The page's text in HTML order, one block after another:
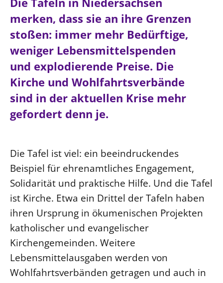
merken, dass sie an ihre Grenzen
stoßen: immer mehr Bedürftige,
weniger Lebensmittelspenden
und explodierende Preise. Die
Kirche und Wohlfahrtsverbände
sind in der aktuellen Krise mehr
gefordert denn je.
Die Tafel ist viel: ein beeindruckendes
Beispiel für ehrenamtliches Engagement,
Solidarität und praktische Hilfe. Und die Tafel
ist Kirche. Etwa ein Drittel der Tafeln haben
ihren Ursprung in ökumenischen Projekten
katholischer und evangelischer
Kirchengemeinden. Weitere
Lebensmittelausgaben werden von
Wohlfahrtsverbänden getragen und auch in
Kirche und Finanzen
Personalausschuss
LANDESKIRCHENAMT
Willkommen
Kollegium
Abteilungen des Landeskirchenamts
Rechnungsprüfungsamt
Beschwerdestellen
Kirchenämter
Gleichstellung
Datenschutz
Geschäftsstelle Landessynode
LANDESSYNODE
27. Landessynode
Kontakt
Evangelische Kirche
Lutherische Kirche
Glaubensbekenntnis
Positionen
Ökumene
Religionen
Gegen Gewalt
KLIMASCHUTZ
Nachhaltigkeit
Erneuerbare Energien
Mobilität
Naturschutz
Gebäude
Impressum
Datenschutz
Kontakt
Barrierefreiheit
Presse
Freie Stellen
Service für Gemeinden
Suche